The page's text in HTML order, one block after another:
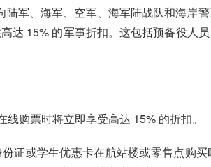
陆军、海军、空军、海军陆战队和海岸
达 15% 的军事折扣。这包括预备役人
购票时将立即享受高达 15% 的折扣。
证或学生优惠卡在航站楼或零售点购